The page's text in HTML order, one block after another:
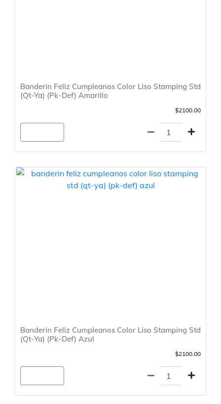
Banderin Feliz Cumpleanos Color Liso Stamping Std
(Qt-Ya) (Pk-Def) Amarillo
$2100.00
Banderin Feliz Cumpleanos Color Liso Stamping Std
(Qt-Ya) (Pk-Def) Azul
$2100.00